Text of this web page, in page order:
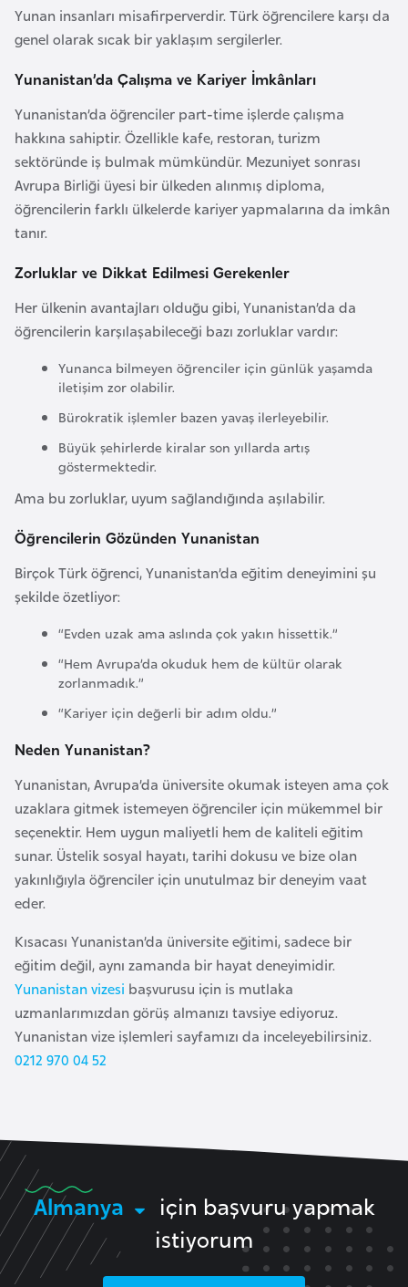
Yunan insanları misafirperverdir. Türk öğrencilere karşı da
genel olarak sıcak bir yaklaşım sergilerler.
Yunanistan’da Çalışma ve Kariyer İmkânları
Yunanistan’da öğrenciler part-time işlerde çalışma
hakkına sahiptir. Özellikle kafe, restoran, turizm
sektöründe iş bulmak mümkündür. Mezuniyet sonrası
Avrupa Birliği üyesi bir ülkeden alınmış diploma,
öğrencilerin farklı ülkelerde kariyer yapmalarına da imkân
tanır.
Zorluklar ve Dikkat Edilmesi Gerekenler
Her ülkenin avantajları olduğu gibi, Yunanistan’da da
öğrencilerin karşılaşabileceği bazı zorluklar vardır:
Yunanca bilmeyen öğrenciler için günlük yaşamda
iletişim zor olabilir.
Bürokratik işlemler bazen yavaş ilerleyebilir.
Büyük şehirlerde kiralar son yıllarda artış
göstermektedir.
Ama bu zorluklar, uyum sağlandığında aşılabilir.
Öğrencilerin Gözünden Yunanistan
Birçok Türk öğrenci, Yunanistan’da eğitim deneyimini şu
şekilde özetliyor:
“Evden uzak ama aslında çok yakın hissettik.”
“Hem Avrupa’da okuduk hem de kültür olarak
zorlanmadık.”
“Kariyer için değerli bir adım oldu.”
Neden Yunanistan?
Yunanistan, Avrupa’da üniversite okumak isteyen ama çok
uzaklara gitmek istemeyen öğrenciler için mükemmel bir
seçenektir. Hem uygun maliyetli hem de kaliteli eğitim
sunar. Üstelik sosyal hayatı, tarihi dokusu ve bize olan
yakınlığıyla öğrenciler için unutulmaz bir deneyim vaat
eder.
Kısacası Yunanistan’da üniversite eğitimi, sadece bir
eğitim değil, aynı zamanda bir hayat deneyimidir.
Yunanistan vizesi başvurusu için is mutlaka
uzmanlarımızdan görüş almanızı tavsiye ediyoruz.
Yunanistan vize işlemleri sayfamızı da inceleyebilirsiniz.
0212 970 04 52
Almanya
için başvuru yapmak
istiyorum
r
a
i
k
K
o
n
g
o
B
u
l
a
E
r
a
n
E
s
t
o
y
E
t
y
a
F